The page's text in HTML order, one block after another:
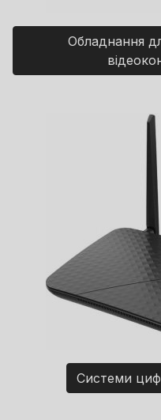
Обладнання
Системи